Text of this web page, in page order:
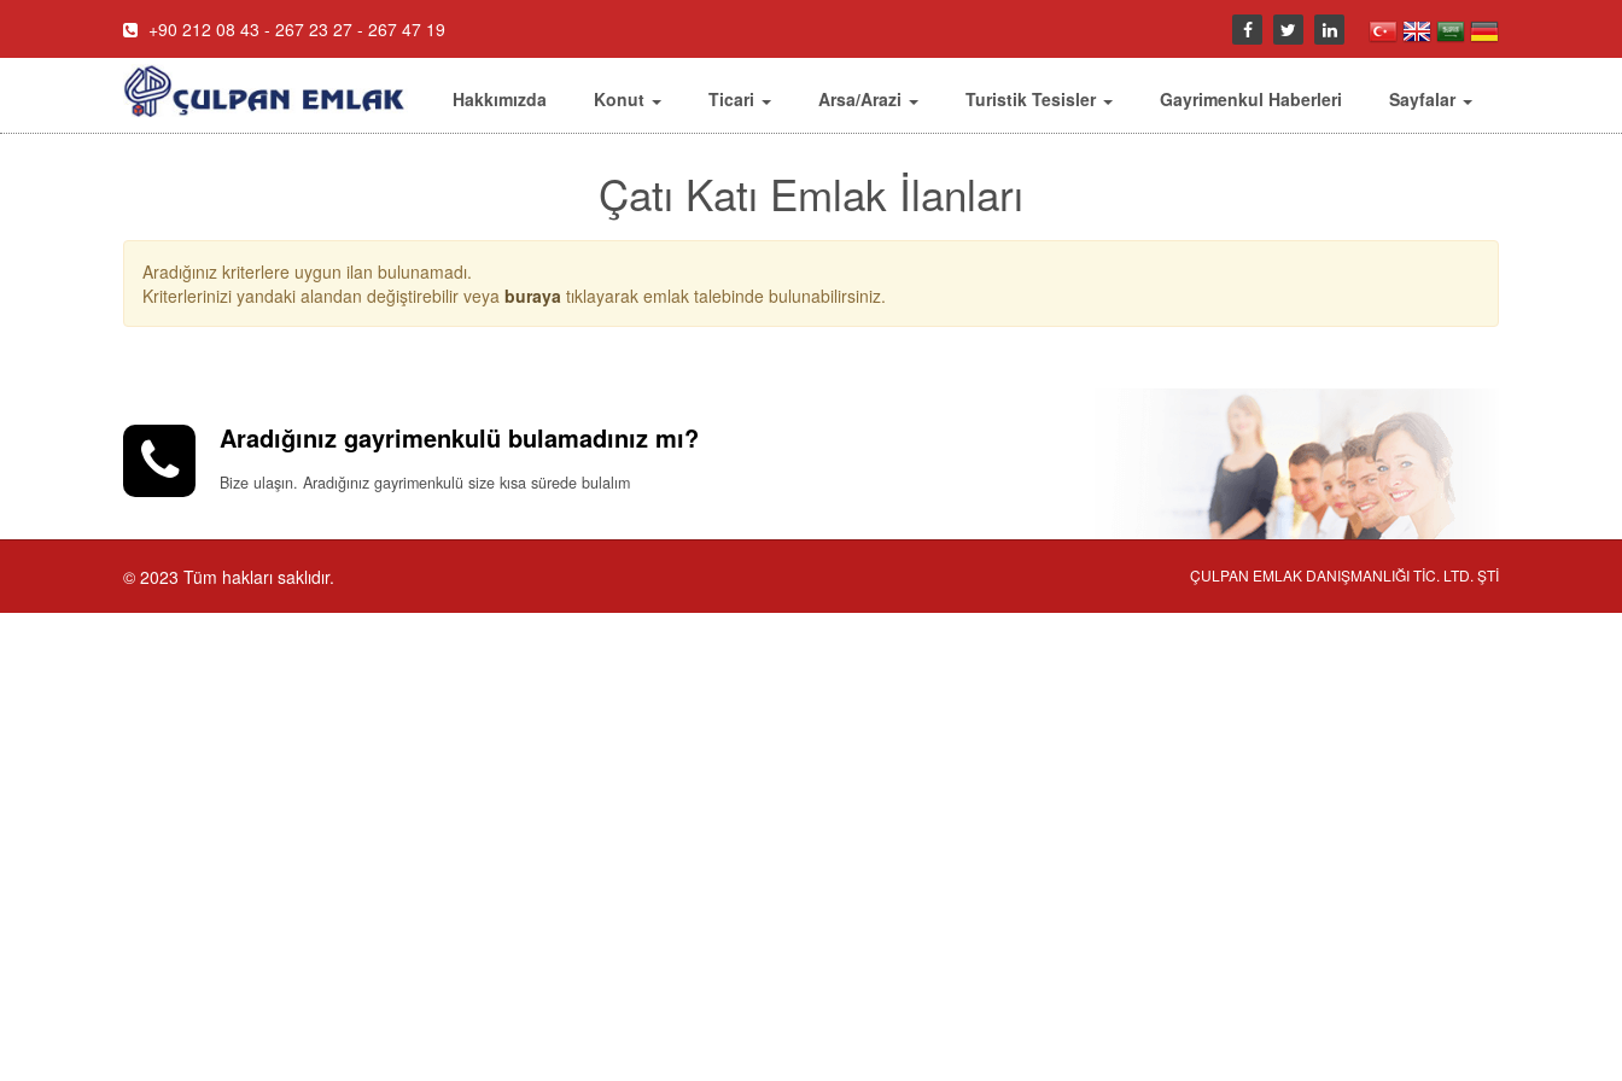
+90 212 08 43 - 267 23 27 - 267 47 19
Hakkımızda Konut Ticari Arsa/Arazi Turistik Tesisler Gayrimenkul Haberleri Sayfalar
Çatı Katı Emlak İlanları
Aradığınız kriterlere uygun ilan bulunamadı.
Kriterlerinizi yandaki alandan değiştirebilir veya buraya tıklayarak emlak talebinde bulunabilirsiniz.
Aradığınız gayrimenkulü bulamadınız mı?
Bize ulaşın. Aradığınız gayrimenkulü size kısa sürede bulalım
© 2023 Tüm hakları saklıdır. ÇULPAN EMLAK DANIŞMANLIĞI TİC. LTD. ŞTİ